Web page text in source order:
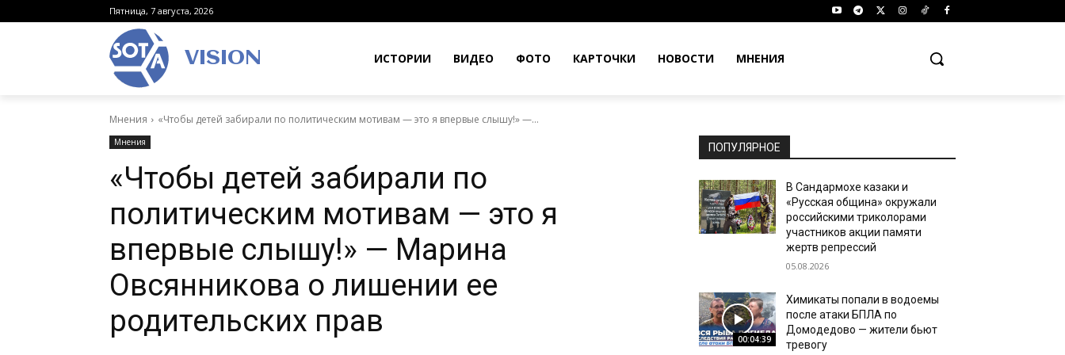
Пятница, 7 августа, 2026
VISION ИСТОРИИ ВИДЕО ФОТО КАРТОЧКИ НОВОСТИ МНЕНИЯ
Мнения «Чтобы детей забирали по политическим мотивам — это я впервые слышу!» —...
Мнения
«Чтобы детей забирали по
политическим мотивам — это я
впервые слышу!» — Марина
Овсянникова о лишении ее
родительских прав
ПОПУЛЯРНОЕ
В Сандармохе казаки и
«Русская община» окружали
российскими триколорами
участников акции памяти
жертв репрессий
05.08.2026
00:04:39
Химикаты попали в водоемы
после атаки БПЛА по
Домодедово — жители бьют
тревогу